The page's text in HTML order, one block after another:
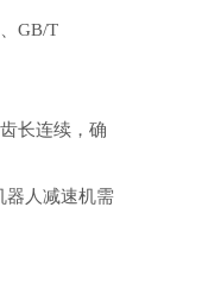
GB/T
长连续，确
器人减速机需